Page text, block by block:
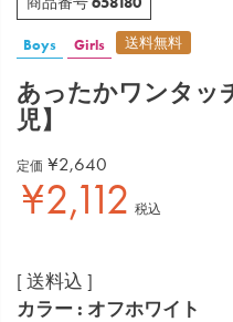
Boys Girls 送料無料
あったかワンタッ
児】
定価 ¥2,640
¥2,112 税込
送料込
カラー
オフホワイト